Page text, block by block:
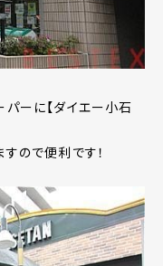
ーに【ダイエー小石
ので便利です！